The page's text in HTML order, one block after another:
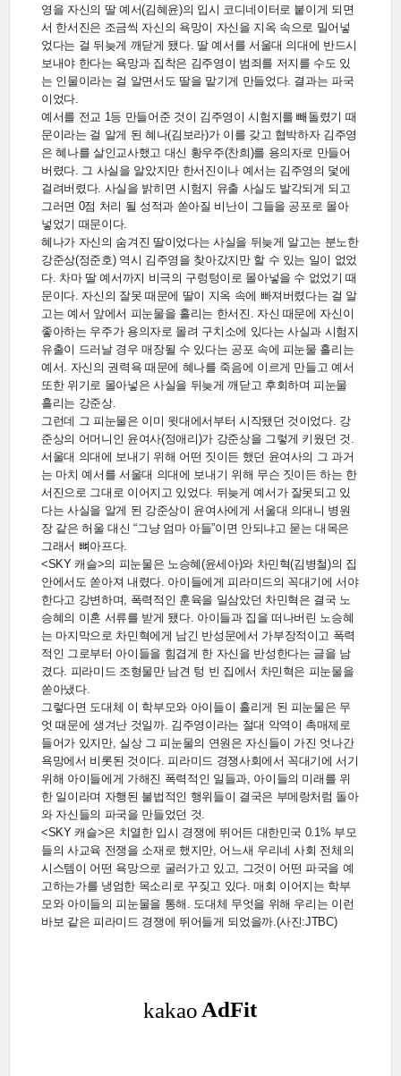
영을 자신의 딸 예서(김혜윤)의 입시 코디네이터로 붙이게 되면
서 한서진은 조금씩 자신의 욕망이 자신을 지옥 속으로 밀어넣
었다는 걸 뒤늦게 깨닫게 됐다. 딸 예서를 서울대 의대에 반드시
보내야 한다는 욕망과 집착은 김주영이 범죄를 저지를 수도 있
는 인물이라는 걸 알면서도 딸을 맡기게 만들었다. 결과는 파국
이었다.
예서를 전교 1등 만들어준 것이 김주영이 시험지를 빼돌렸기 때
문이라는 걸 알게 된 혜나(김보라)가 이를 갖고 협박하자 김주영
은 혜나를 살인교사했고 대신 황우주(찬희)를 용의자로 만들어
버렸다. 그 사실을 알았지만 한서진이나 예서는 김주영의 덫에
걸려버렸다. 사실을 밝히면 시험지 유출 사실도 발각되게 되고
그러면 0점 처리 될 성적과 쏟아질 비난이 그들을 공포로 몰아
넣었기 때문이다.
혜나가 자신의 숨겨진 딸이었다는 사실을 뒤늦게 알고는 분노한
강준상(정준호) 역시 김주영을 찾아갔지만 할 수 있는 일이 없었
다. 차마 딸 예서까지 비극의 구렁텅이로 몰아넣을 수 없었기 때
문이다. 자신의 잘못 때문에 딸이 지옥 속에 빠져버렸다는 걸 알
고는 예서 앞에서 피눈물을 흘리는 한서진. 자신 때문에 자신이
좋아하는 우주가 용의자로 몰려 구치소에 있다는 사실과 시험지
유출이 드러날 경우 매장될 수 있다는 공포 속에 피눈물 흘리는
예서. 자신의 권력욕 때문에 혜나를 죽음에 이르게 만들고 예서
또한 위기로 몰아넣은 사실을 뒤늦게 깨닫고 후회하며 피눈물
흘리는 강준상.
그런데 그 피눈물은 이미 윗대에서부터 시작됐던 것이었다. 강
준상의 어머니인 윤여사(정애리)가 강준상을 그렇게 키웠던 것.
서울대 의대에 보내기 위해 어떤 짓이든 했던 윤여사의 그 과거
는 마치 예서를 서울대 의대에 보내기 위해 무슨 짓이든 하는 한
서진으로 그대로 이어지고 있었다. 뒤늦게 예서가 잘못되고 있
다는 사실을 알게 된 강준상이 윤여사에게 서울대 의대니 병원
장 같은 허울 대신 “그냥 엄마 아들”이면 안되냐고 묻는 대목은
그래서 뼈아프다.
<SKY 캐슬>의 피눈물은 노승혜(윤세아)와 차민혁(김병철)의 집
안에서도 쏟아져 내렸다. 아이들에게 피라미드의 꼭대기에 서야
한다고 강변하며, 폭력적인 훈육을 일삼았던 차민혁은 결국 노
승혜의 이혼 서류를 받게 됐다. 아이들과 집을 떠나버린 노승혜
는 마지막으로 차민혁에게 남긴 반성문에서 가부장적이고 폭력
적인 그로부터 아이들을 힘겹게 한 자신을 반성한다는 글을 남
겼다. 피라미드 조형물만 남견 텅 빈 집에서 차민혁은 피눈물을
쏟아냈다.
그렇다면 도대체 이 학부모와 아이들이 흘리게 된 피눈물은 무
엇 때문에 생겨난 것일까. 김주영이라는 절대 악역이 촉매제로
들어가 있지만, 실상 그 피눈물의 연원은 자신들이 가진 엇나간
욕망에서 비롯된 것이다. 피라미드 경쟁사회에서 꼭대기에 서기
위해 아이들에게 가해진 폭력적인 일들과, 아이들의 미래를 위
한 일이라며 자행된 불법적인 행위들이 결국은 부메랑처럼 돌아
와 자신들의 파국을 만들었던 것.
<SKY 캐슬>은 치열한 입시 경쟁에 뛰어든 대한민국 0.1% 부모
들의 사교육 전쟁을 소재로 했지만, 어느새 우리네 사회 전체의
시스템이 어떤 욕망으로 굴러가고 있고, 그것이 어떤 파국을 예
고하는가를 냉엄한 목소리로 꾸짖고 있다. 매회 이어지는 학부
모와 아이들의 피눈물을 통해. 도대체 무엇을 위해 우리는 이런
바보 같은 피라미드 경쟁에 뛰어들게 되었을까.(사진:JTBC)